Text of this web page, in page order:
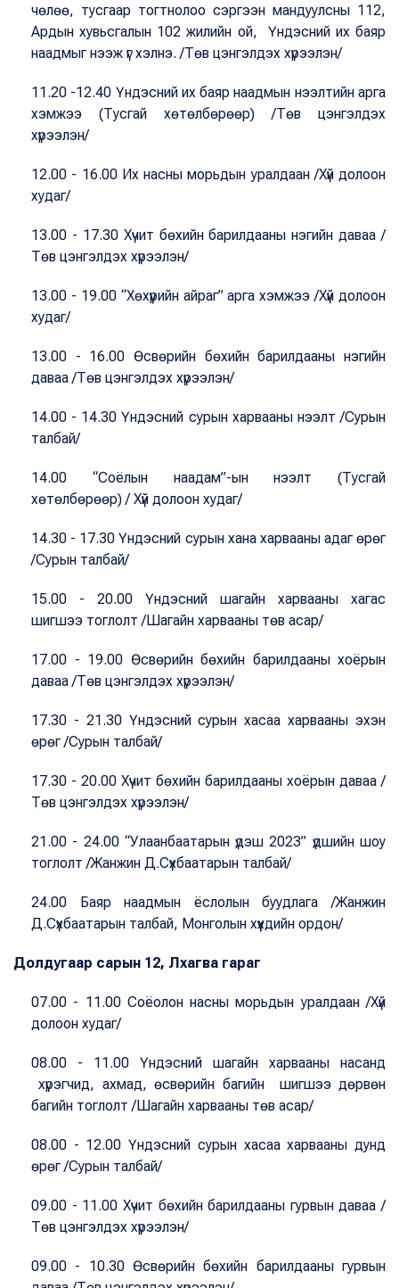
чөлөө, тусгаар тогтнолоо сэргээн мандуулсны 112,
Ардын хувьсгалын 102 жилийн ой, Үндэсний их баяр
наадмыг нээж үг хэлнэ. /Төв цэнгэлдэх хүрээлэн/
11.20 -12.40 Үндэсний их баяр наадмын нээлтийн арга
хэмжээ (Тусгай хөтөлбөрөөр) /Төв цэнгэлдэх
хүрээлэн/
12.00 - 16.00 Их насны морьдын уралдаан /Хүй долоон
худаг/
13.00 - 17.30 Хүчит бөхийн барилдааны нэгийн даваа /
Төв цэнгэлдэх хүрээлэн/
13.00 - 19.00 “Хөхүүрийн айраг” арга хэмжээ /Хүй долоон
худаг/
13.00 - 16.00 Өсвөрийн бөхийн барилдааны нэгийн
даваа /Төв цэнгэлдэх хүрээлэн/
14.00 - 14.30 Үндэсний сурын харвааны нээлт /Сурын
талбай/
14.00 “Соёлын наадам”-ын нээлт (Тусгай
хөтөлбөрөөр) / Хүй долоон худаг/
14.30 - 17.30 Үндэсний сурын хана харвааны адаг өрөг
/Сурын талбай/
15.00 - 20.00 Үндэсний шагайн харвааны хагас
шигшээ тоглолт /Шагайн харвааны төв асар/
17.00 - 19.00 Өсвөрийн бөхийн барилдааны хоёрын
даваа /Төв цэнгэлдэх хүрээлэн/
17.30 - 21.30 Үндэсний сурын хасаа харвааны эхэн
өрөг /Сурын талбай/
17.30 - 20.00 Хүчит бөхийн барилдааны хоёрын даваа /
Төв цэнгэлдэх хүрээлэн/
21.00 - 24.00 “Улаанбаатарын үдэш 2023” үдшийн шоу
тоглолт /Жанжин Д.Сүхбаатарын талбай/
24.00 Баяр наадмын ёслолын буудлага /Жанжин
Д.Сүхбаатарын талбай, Монголын хүүхдийн ордон/
Долдугаар сарын 12, Лхагва гараг
07.00 - 11.00 Соёолон насны морьдын уралдаан /Хүй
долоон худаг/
08.00 - 11.00 Үндэсний шагайн харвааны насанд
хүрэгчид, ахмад, өсвөрийн багийн шигшээ дөрвөн
багийн тоглолт /Шагайн харвааны төв асар/
08.00 - 12.00 Үндэсний сурын хасаа харвааны дунд
өрөг /Сурын талбай/
09.00 - 11.00 Хүчит бөхийн барилдааны гурвын даваа /
Төв цэнгэлдэх хүрээлэн/
09.00 - 10.30 Өсвөрийн бөхийн барилдааны гурвын